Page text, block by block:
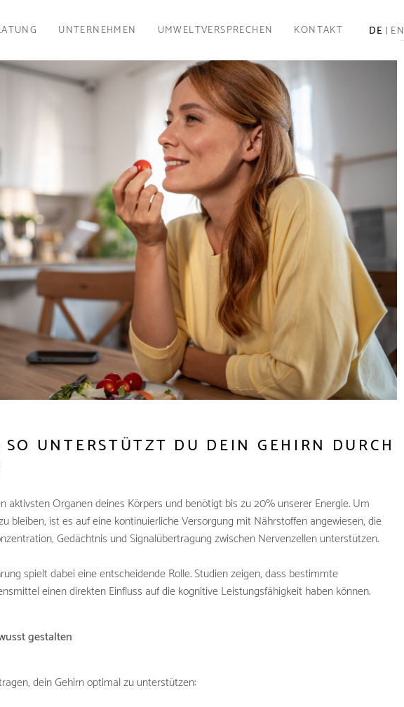
UNTERNEHMEN UMWELTVERSPRECHEN KONTAKT DE EN
UNTERSTÜTZT DU DEIN GEHIRN DURCH
aktivsten Organen deines Körpers und benötigt bis zu 20% unserer Energie. Um
bleiben, ist es auf eine kontinuierliche Versorgung mit Nährstoffen angewiesen, die
Gedächtnis und Signalübertragung zwischen Nervenzellen unterstützen.
spielt dabei eine entscheidende Rolle. Studien zeigen, dass bestimmte
einen direkten Einfluss auf die kognitive Leistungsfähigkeit haben können.
gestalten
dein Gehirn optimal zu unterstützen: